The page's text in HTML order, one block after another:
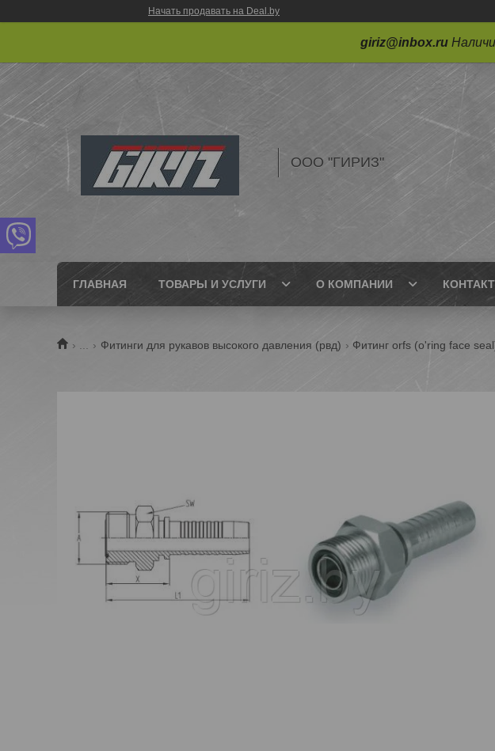
Начать продавать на Deal.by
giriz@inbox.ru
ООО "ГИРИЗ"
ГЛАВНАЯ ТОВАРЫ И УСЛУГИ О КОМПАНИИ
Фитинги для рукавов высокого давления (рвд) Фитинг orfs (o'ring face